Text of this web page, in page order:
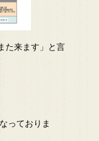
た来ます」と言
っておりま